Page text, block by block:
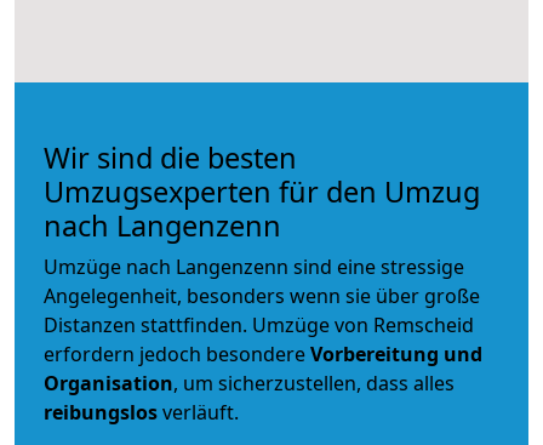
Wir sind die besten
Umzugsexperten für den Umzug
nach Langenzenn
Umzüge nach Langenzenn sind eine stressige
Angelegenheit, besonders wenn sie über große
Distanzen stattfinden. Umzüge von Remscheid
erfordern jedoch besondereVorbereitung und
Organisation, um sicherzustellen, dass alles
reibungslosverläuft.